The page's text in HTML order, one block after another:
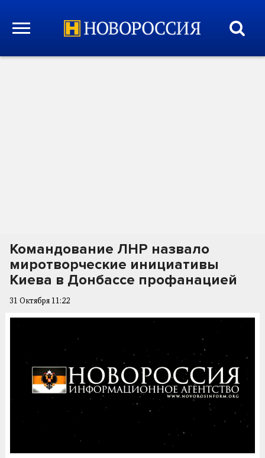
Командование ЛНР назвало
миротворческие инициативы
Киева в Донбассе профанацией
31 Октября 11:22